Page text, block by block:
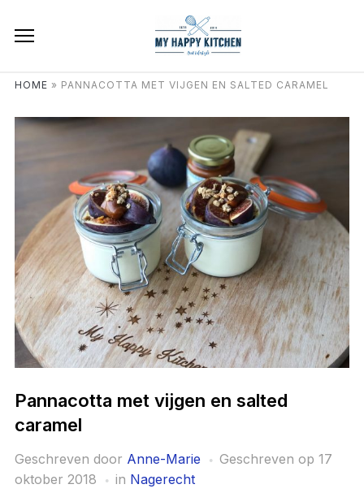
HOME » PANNACOTTA MET VIJGEN EN SALTED CARAMEL
Pannacotta met vijgen en salted
caramel
Geschreven door Anne-Marie Geschreven op 17
oktober 2018
in Nagerecht